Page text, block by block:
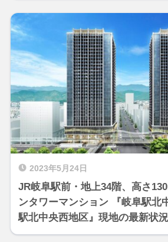
2023年5月24日
JR岐阜駅前・地上34階、高さ
ンタワーマンション 『岐阜駅北
駅北中央西地区』現地の最新状